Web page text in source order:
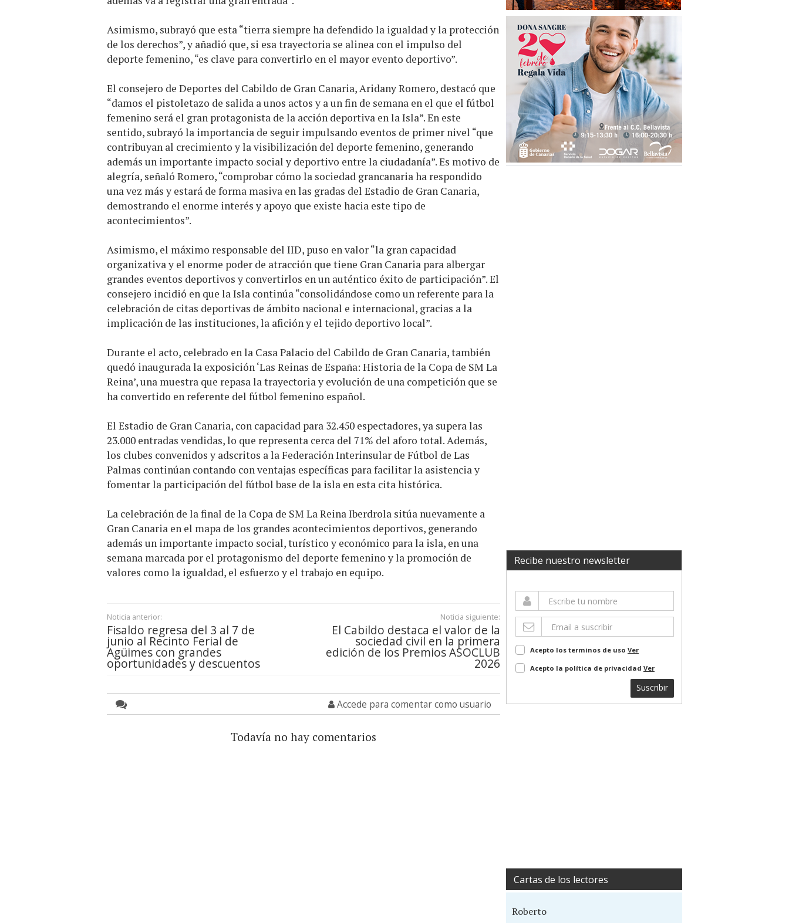
Asimismo, subrayó que esta “tierra siempre ha defendido la igualdad y la protección
de los derechos”, y añadió que, si esa trayectoria se alinea con el impulso del
deporte femenino, “es clave para convertirlo en el mayor evento deportivo”.
El consejero de Deportes del Cabildo de Gran Canaria, Aridany Romero, destacó que
“damos el pistoletazo de salida a unos actos y a un fin de semana en el que el fútbol
femenino será el gran protagonista de la acción deportiva en la Isla”. En este
sentido, subrayó la importancia de seguir impulsando eventos de primer nivel “que
contribuyan al crecimiento y la visibilización del deporte femenino, generando
además un importante impacto social y deportivo entre la ciudadanía”. Es motivo de
alegría, señaló Romero, “comprobar cómo la sociedad grancanaria ha respondido
una vez más y estará de forma masiva en las gradas del Estadio de Gran Canaria,
demostrando el enorme interés y apoyo que existe hacia este tipo de
acontecimientos”.
Asimismo, el máximo responsable del IID, puso en valor “la gran capacidad
organizativa y el enorme poder de atracción que tiene Gran Canaria para albergar
grandes eventos deportivos y convertirlos en un auténtico éxito de participación”. El
consejero incidió en que la Isla continúa “consolidándose como un referente para la
celebración de citas deportivas de ámbito nacional e internacional, gracias a la
implicación de las instituciones, la afición y el tejido deportivo local”.
Durante el acto, celebrado en la Casa Palacio del Cabildo de Gran Canaria, también
quedó inaugurada la exposición ‘Las Reinas de España: Historia de la Copa de SM La
Reina’, una muestra que repasa la trayectoria y evolución de una competición que se
ha convertido en referente del fútbol femenino español.
El Estadio de Gran Canaria, con capacidad para 32.450 espectadores, ya supera las
23.000 entradas vendidas, lo que representa cerca del 71% del aforo total. Además,
los clubes convenidos y adscritos a la Federación Interinsular de Fútbol de Las
Palmas continúan contando con ventajas específicas para facilitar la asistencia y
fomentar la participación del fútbol base de la isla en esta cita histórica.
La celebración de la final de la Copa de SM La Reina Iberdrola sitúa nuevamente a
Gran Canaria en el mapa de los grandes acontecimientos deportivos, generando
además un importante impacto social, turístico y económico para la isla, en una
semana marcada por el protagonismo del deporte femenino y la promoción de
valores como la igualdad, el esfuerzo y el trabajo en equipo.
Noticia anterior:
Fisaldo regresa del 3 al 7 de
junio al Recinto Ferial de
Agüimes con grandes
oportunidades y descuentos
Noticia siguiente:
El Cabildo destaca el valor de la
sociedad civil en la primera
edición de los Premios ASOCLUB
2026
Accede para comentar como usuario
Todavía no hay comentarios
Recibe nuestro newsletter
Acepto los terminos de uso Ver
Acepto la política de privacidad Ver
Suscribir
Cartas de los lectores
Roberto